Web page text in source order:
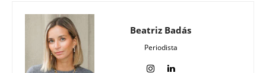
Beatriz Badás
Periodista